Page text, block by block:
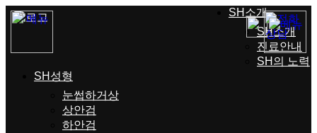
SH소개
SH소개
진료안내
SH의 노력
SH성형
눈썹하거상
상안검
하안검